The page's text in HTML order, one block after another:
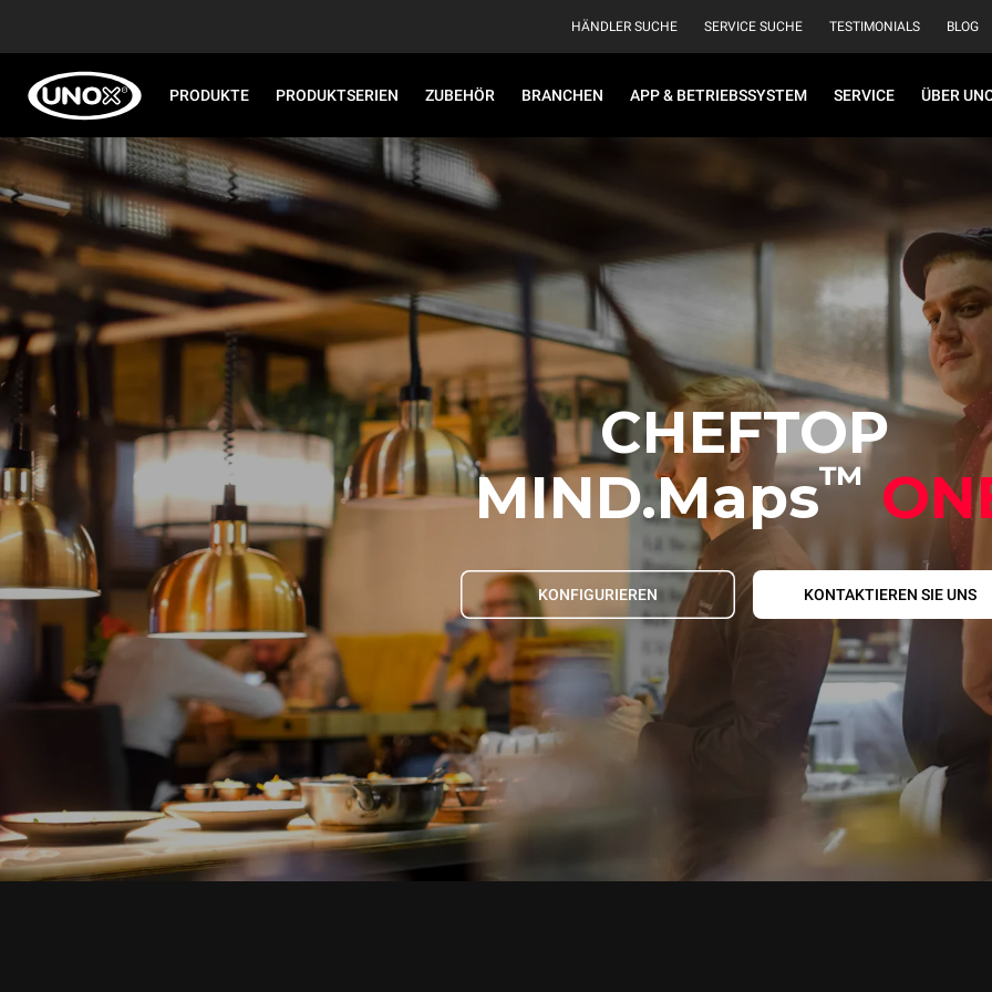
HÄNDLER SUCHE SERVICE SUCHE TESTIMONIALS BLOG
PRODUKTE PRODUKTSERIEN ZUBEHÖR BRANCHEN APP & BETRIEBSSYSTEM SERVICE ÜBER
CHEFTOP
MIND.Maps™
KONFIGURIEREN KONTAKTIEREN SIE UNS